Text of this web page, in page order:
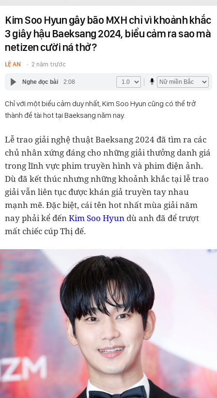
Kim Soo Hyun gây bão MXH chỉ vì khoảnh khắc
3 giây hậu Baeksang 2024, biểu cảm ra sao mà
netizen cười ná thở?
LỆ AN 2 năm trước
Nghe đọc bài 2:08
Chỉ với một biểu cảm duy nhất, Kim Soo Hyun cũng có thể trở
thành đề tài hot tại Baeksang năm nay.
Lễ trao giải nghệ thuật Baeksang 2024 đã tìm ra các
chủ nhân xứng đáng cho những giải thưởng danh giá
trong lĩnh vực phim truyền hình và phim điện ảnh.
Dù đã kết thúc nhưng những khoảnh khắc tại lễ trao
giải vẫn liên tục được khán giả truyền tay nhau
mạnh mẽ. Đặc biệt, cái tên hot nhất mùa giải năm
nay phải kể đếnKim Soo Hyun dù anh đã để trượt
mất chiếc cúp Thị đế.